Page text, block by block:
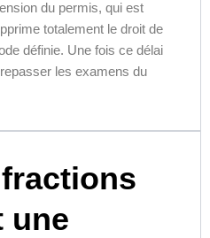
du permis, qui est
totalement le droit de
définie. Une fois ce délai
les examens du
une